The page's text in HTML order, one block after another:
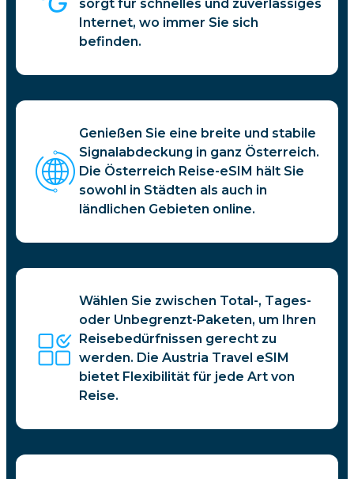
sorgt für schnelles und zuverlässiges
Internet, wo immer Sie sich
befinden.
Genießen Sie eine breite und stabile
Signalabdeckung in ganz Österreich.
Die Österreich Reise-eSIM hält Sie
sowohl in Städten als auch in
ländlichen Gebieten online.
Wählen Sie zwischen Total-, Tages-
oder Unbegrenzt-Paketen, um Ihren
Reisebedürfnissen gerecht zu
werden. Die Austria Travel eSIM
bietet Flexibilität für jede Art von
Reise.